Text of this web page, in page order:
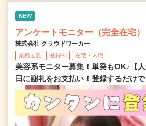
NEW
アンケートモニター（完全在宅）
株式会社 クラウドワーカー
業務委託 登録制 在宅・内職
美容系モニター募集！単発もOK♪【
日に謝礼をお支払い！登録するだけで